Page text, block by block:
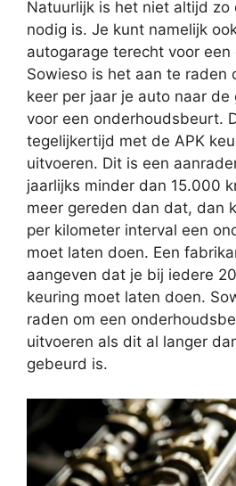
Natuurlijk is het niet altijd zo
nodig is. Je kunt namelijk
autogarage terecht voor
Sowieso is het aan te raden
keer per jaar je auto naar
voor een onderhoudsbeurt.
tegelijkertijd met de APK
uitvoeren. Dit is een
jaarlijks minder dan 15.000
meer gereden dan dat, dan
per kilometer interval een
moet laten doen. Een
aangeven dat je bij iedere
keuring moet laten doen.
raden om een
uitvoeren als dit al langer
gebeurd is.